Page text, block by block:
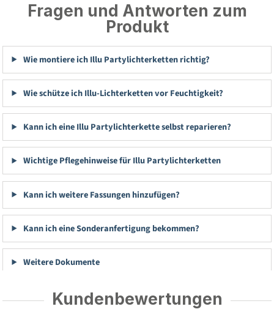
Fragen und Antworten zum
Produkt
Wie montiere ich Illu Partylichterketten richtig?
Wie schütze ich Illu-Lichterketten vor Feuchtigkeit?
Kann ich eine Illu Partylichterkette selbst reparieren?
Wichtige Pflegehinweise für Illu Partylichterketten
Kann ich weitere Fassungen hinzufügen?
Kann ich eine Sonderanfertigung bekommen?
Weitere Dokumente
Kundenbewertungen